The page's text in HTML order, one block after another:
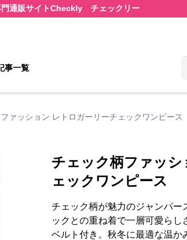
通販サイトCheckly チェックリー
事一覧
ァッション レトロガーリーチェックワンピース
チェック柄ファッ
ェックワンピース
チェック柄が魅力のジャンパー
ックとの重ね着で一層可愛ら
ベルト付き。秋冬に最適な温か